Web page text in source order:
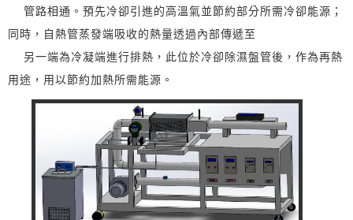
管路相通。預先冷卻引進的高溫氣並節約部分所需冷卻能源；
同時，自熱管蒸發端吸收的熱量透過內部傳遞至
另一端為冷凝端進行排熱，此位於冷卻除濕盤管後，作為再熱
用途，用以節約加熱所需能源。